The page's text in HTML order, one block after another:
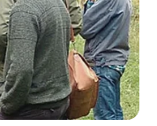
DÜNYA
qaldırdı
0 0